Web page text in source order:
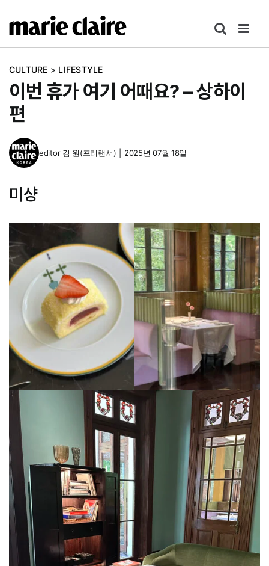
텐
건CULTURE > LIFESTYLE
이번 휴가 여기 어때요? – 상하이
편
editor 김 원(프리랜서) 2025년 07월 18일
미샹